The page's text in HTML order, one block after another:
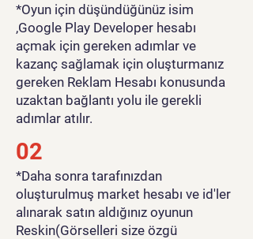
*Oyun için düşündüğünüz isim
,Google Play Developer hesabı
açmak için gereken adımlar ve
kazanç sağlamak için oluşturmanız
gereken Reklam Hesabı konusunda
uzaktan bağlantı yolu ile gerekli
adımlar atılır.
02
*Daha sonra tarafınızdan
oluşturulmuş market hesabı ve id'ler
alınarak satın aldığınız oyunun
Reskin(Görselleri size özgü